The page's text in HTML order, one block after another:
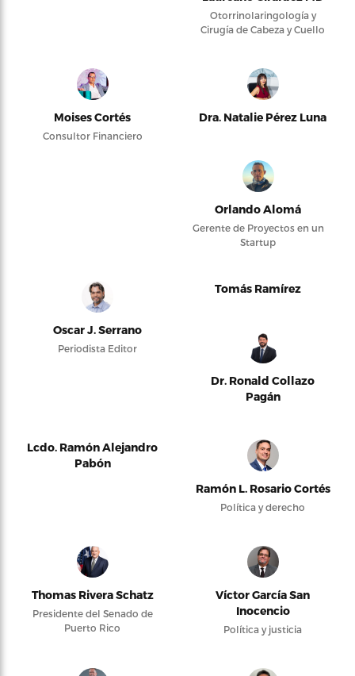
Otorrinolaringología y
Cirugía de Cabeza y Cuello
Moises Cortés
Consultor Financiero
Dra. Natalie Pérez Luna
Orlando Alomá
Gerente de Proyectos en un
Startup
Oscar J. Serrano
Periodista Editor
Tomás Ramírez
Dr. Ronald Collazo
Pagán
Lcdo. Ramón Alejandro
Pabón
Ramón L. Rosario Cortés
Política y derecho
Thomas Rivera Schatz
Presidente del Senado de
Puerto Rico
Víctor García San
Inocencio
Política y justicia